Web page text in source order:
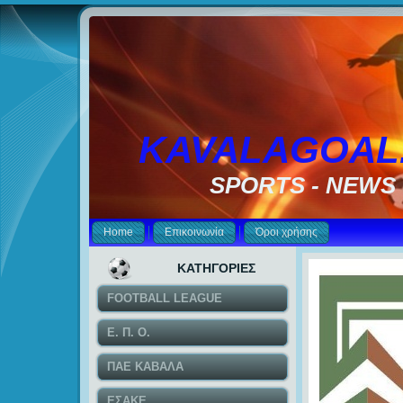
SPORTS - NEWS
Home Επικοινωνία Όροι χρήσης
ΚΑΤΗΓΟΡΙΕΣ
FOOTBALL LEAGUE
Ε. Π. Ο.
ΠΑΕ ΚΑΒΑΛΑ